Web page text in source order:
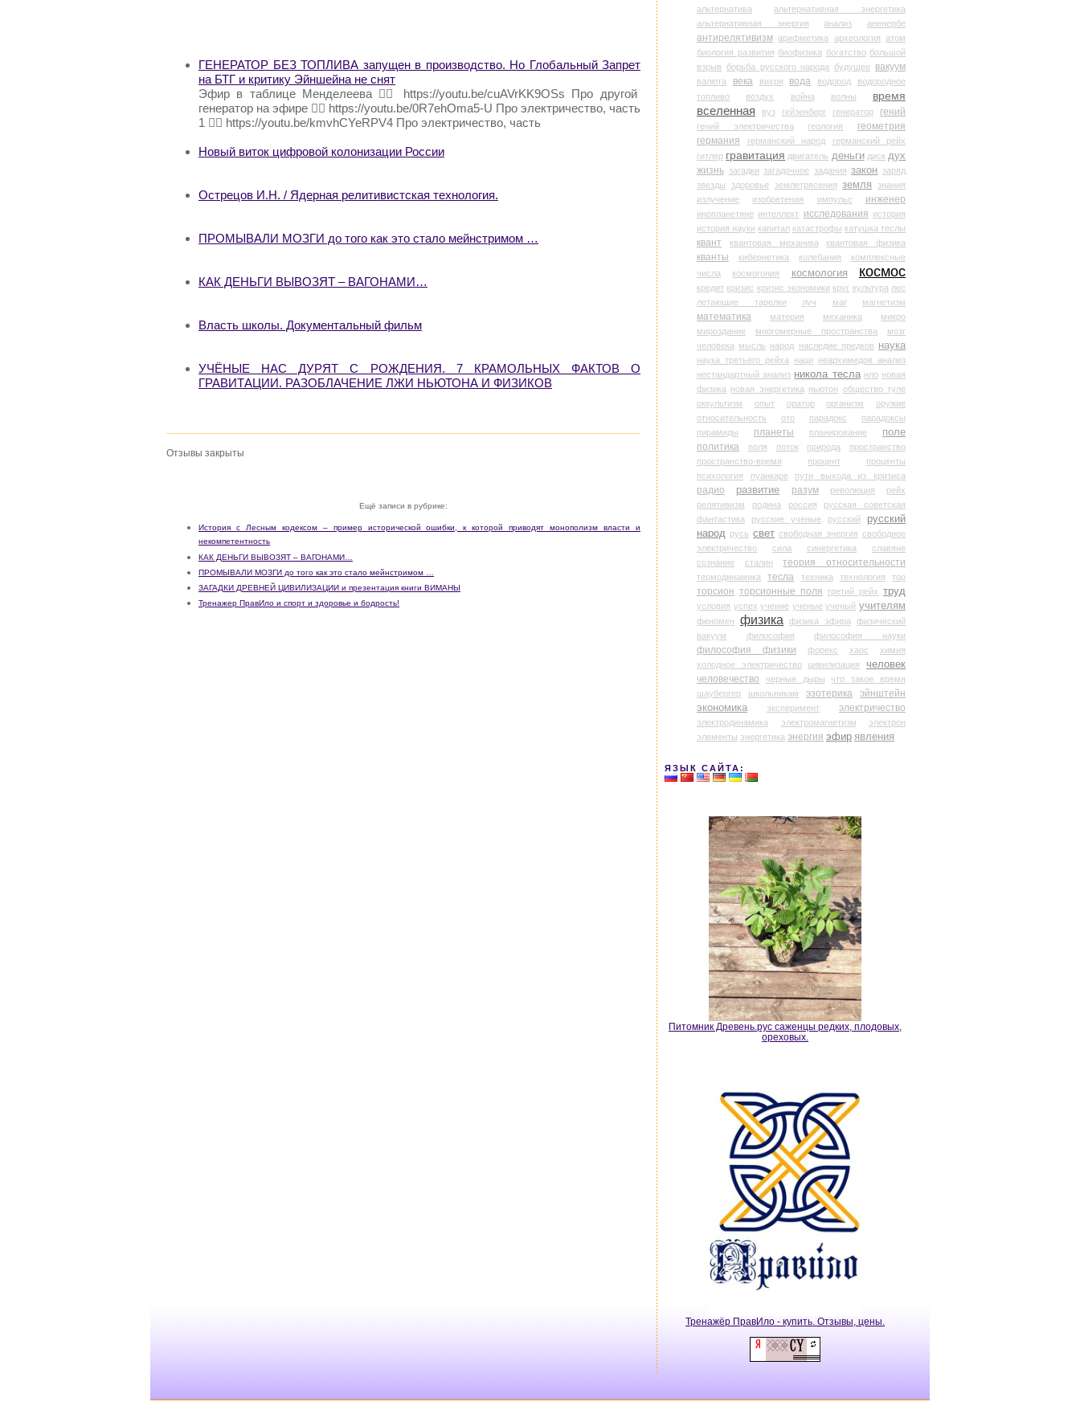
ГЕНЕРАТОР БЕЗ ТОПЛИВА запущен в производство. Но Глобальный Запрет
на БТГ и критику Эйншейна не снят
Эфир в таблице Менделеева 👉🏻 https://youtu.be/cuAVrKK9OSs Про другой
генератор на эфире 👉🏻 https://youtu.be/0R7ehOma5-U Про электричество, часть
1 👉🏻 https://youtu.be/kmvhCYeRPV4 Про электричество, часть
Новый виток цифровой колонизации России
Острецов И.Н. / Ядерная релитивистская технология.
ПРОМЫВАЛИ МОЗГИ до того как это стало мейнстримом …
КАК ДЕНЬГИ ВЫВОЗЯТ – ВАГОНАМИ…
Власть школы. Документальный фильм
УЧЁНЫЕ НАС ДУРЯТ С РОЖДЕНИЯ. 7 КРАМОЛЬНЫХ ФАКТОВ О
ГРАВИТАЦИИ. РАЗОБЛАЧЕНИЕ ЛЖИ НЬЮТОНА И ФИЗИКОВ
Отзывы закрыты
Ещё записи в рубрике:
История с Лесным кодексом – пример исторической ошибки, к которой приводят монополизм власти и
некомпетентность
КАК ДЕНЬГИ ВЫВОЗЯТ – ВАГОНАМИ…
ПРОМЫВАЛИ МОЗГИ до того как это стало мейнстримом …
ЗАГАДКИ ДРЕВНЕЙ ЦИВИЛИЗАЦИИ и презентация книги ВИМАНЫ
Тренажер ПравИло и спорт и здоровье и бодрость!
альтернатива
альтернативная энергетика
альтернативная энергия
анализ аненербе
антирелятивизм арифметика археология атом
биология развития биофизика богатство большой
взрыв
борьба русского народа будущее вакуум
валюта века вихри вода водород
водородное
топливо
воздух война волны
время
вселенная
вуз гейзенберг генератор гений
гений электричества геология
геометрия
германия
германский народ
германский рейх
гитлер гравитация двигатель деньги диск дух
жизнь загадки загадочное задания закон заряд
звезды
здоровье землетрясения земля
знания
излучение
изобретения импульс инженер
инопланетяне интеллект исследования история
история науки капитал катастрофы катушка теслы
квант квантовая механика квантовая физика
кванты кибернетика колебания
комплексные
числа
космогония космология космос
кредит кризис кризис экономики круг культура лес
летающие тарелки
луч маг магнетизм
математика материя механика
микро
мироздание
многомерные пространства
мозг
человека мысль народ наследие предков наука
наука третьего рейха наци
неархимедов анализ
нестандартный анализ никола тесла нло новая
физика новая энергетика ньютон общество туле
оккультизм
опыт оратор организм
оружие
относительность
ото парадокс
парадоксы
пирамиды
планеты планирование
поле
политика
поля поток природа
пространство
пространство-время
процент
проценты
психология
пуанкаре пути выхода из кризиса
радио развитие разум революция
рейх
релятивизм
родина россия
русская советская
фантастика
русские ученые русский
русский
народ русь свет свободная энергия свободное
электричество
сила синергетика
славяне
сознание
сталин теория относительности
термодинамика тесла техника технология тор
торсион торсионные поля третий рейх труд
условия успех учение ученые ученый учителям
феномен физика физика эфира
физический
вакуум
философия философия науки
философия физики форекс хаос
химия
холодное электричество
цивилизация человек
человечество черные дыры
что такое время
шаубергер
школьникам эзотерика
эйнштейн
экономика
эксперимент электричество
электродинамика электромагнетизм
электрон
элементы энергетика энергия эфир явления
ЯЗЫК САЙТА:
Питомник Древень.рус саженцы редких, плодовых,
ореховых.
Тренажёр ПравИло - купить. Отзывы, цены.